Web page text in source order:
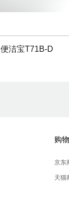
便洁宝T71B-D
购
京东
天猫